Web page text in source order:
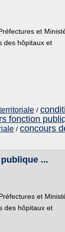
et
des hôpitaux et
/
fonction
/ concours
...
et
des hôpitaux et